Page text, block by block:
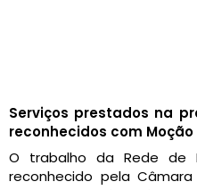
Serviços prestados na
reconhecidos com
O trabalho da Rede de
reconhecido pela